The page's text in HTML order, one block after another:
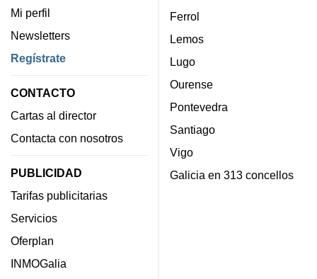
Mi perfil
Newsletters
Regístrate
CONTACTO
Cartas al director
Contacta con nosotros
PUBLICIDAD
Tarifas publicitarias
Servicios
Oferplan
INMOGalia
Ferrol
Lemos
Lugo
Ourense
Pontevedra
Santiago
Vigo
Galicia en 313 concellos